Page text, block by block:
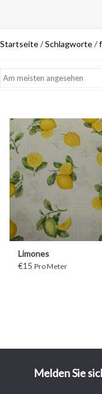
Startseite/Schlagworte/
Limones
€15 Pro Meter
Melden Sie